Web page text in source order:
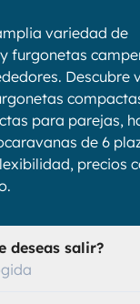
variedad de
furgonetas
Descubre
para parejas,
de 6
precios
deseas salir?